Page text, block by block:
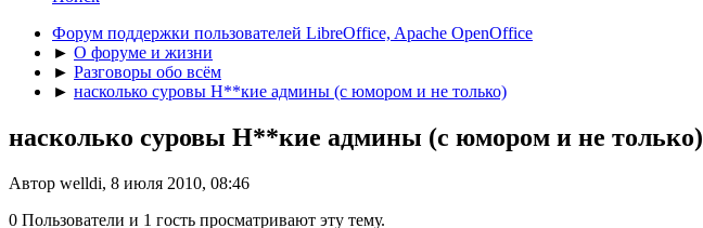
Форум поддержки пользователей LibreOffice, Apache OpenOffice
► О форуме и жизни
► Разговоры обо всём
► насколько суровы Н**кие админы (с юмором и не только)
насколько суровы Н**кие админы (с юмором и не только)
Автор welldi, 8 июля 2010, 08:46
0 Пользователи и 1 гость просматривают эту тему.